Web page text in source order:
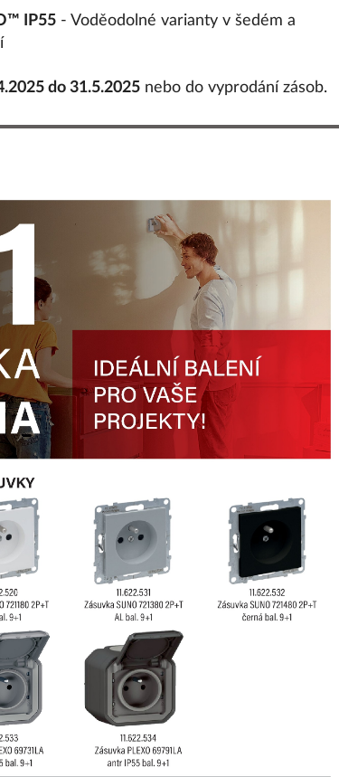
IP55 - Voděodolné varianty v šedém a
do 31.5.2025 nebo do vyprodání zásob.